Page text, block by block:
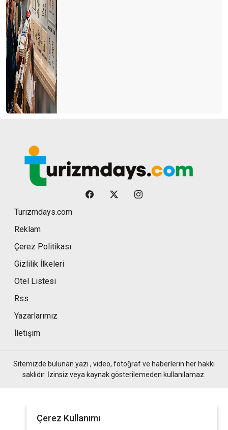
Turizmdays.com
Reklam
Çerez Politikası
Gizlilik İlkeleri
Otel Listesi
Rss
Yazarlarımız
İletişim
Sitemizde bulunan yazı , video, fotoğraf ve haberlerin her hakkı
saklıdır. İzinsiz veya kaynak gösterilemeden kullanılamaz.
Çerez Kullanımı